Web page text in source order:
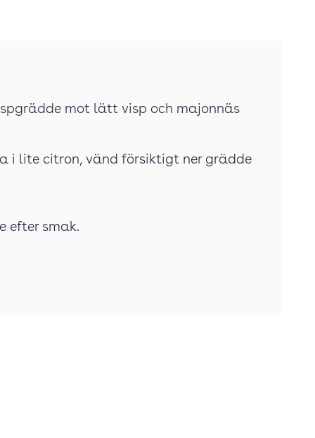
mot lätt visp och majonnäs
i lite citron, vänd försiktigt ner grädde
efter smak.